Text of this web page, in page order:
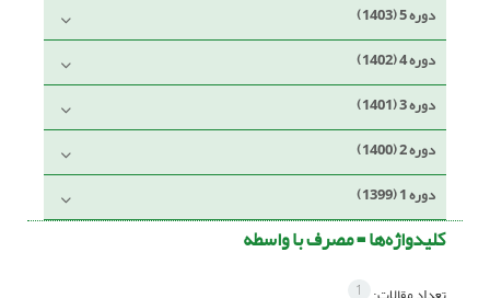
دوره 5 (1403)
دوره 4 (1402)
دوره 3 (1401)
دوره 2 (1400)
دوره 1 (1399)
کلیدواژه‌ها =مصرف با واسطه
1